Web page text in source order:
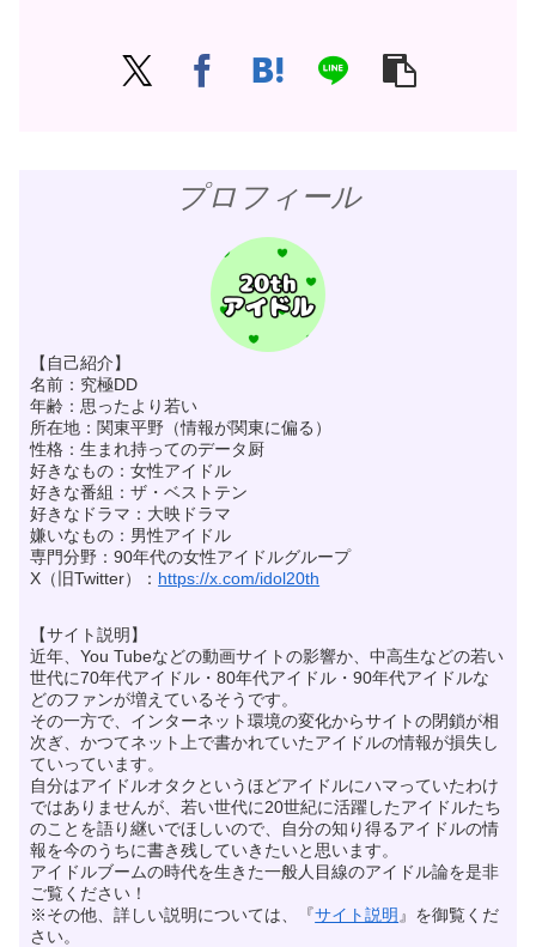
プロフィール
【自己紹介】
名前：究極DD
年齢：思ったより若い
所在地：関東平野（情報が関東に偏る）
性格：生まれ持ってのデータ厨
好きなもの：女性アイドル
好きな番組：ザ・ベストテン
好きなドラマ：大映ドラマ
嫌いなもの：男性アイドル
専門分野：90年代の女性アイドルグループ
X（旧Twitter）： https://x.com/idol20th
【サイト説明】
近年、You Tubeなどの動画サイトの影響か、中高生などの若い
世代に70年代アイドル・80年代アイドル・90年代アイドルな
どのファンが増えているそうです。
その一方で、インターネット環境の変化からサイトの閉鎖が相
次ぎ、かつてネット上で書かれていたアイドルの情報が損失し
ていっています。
自分はアイドルオタクというほどアイドルにハマっていたわけ
ではありませんが、若い世代に20世紀に活躍したアイドルたち
のことを語り継いでほしいので、自分の知り得るアイドルの情
報を今のうちに書き残していきたいと思います。
アイドルブームの時代を生きた一般人目線のアイドル論を是非
ご覧ください！
※その他、詳しい説明については、『サイト説明 』を御覧くだ
さい。